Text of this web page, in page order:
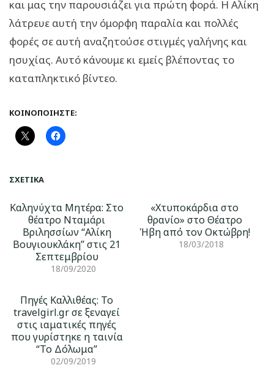
και μας την παρουσιάζει για πρώτη φορά. Η Αλίκη
λάτρευε αυτή την όμορφη παραλία και πολλές
φορές σε αυτή αναζητούσε στιγμές γαλήνης και
ησυχίας. Αυτό κάνουμε κι εμείς βλέποντας το
καταπληκτικό βίντεο.
ΚΟΙΝΟΠΟΙΉΣΤΕ:
ΣΧΕΤΙΚΆ
Καληνύχτα Μητέρα: Στο
θέατρο Νταμάρι
Βριλησσίων “Αλίκη
Βουγιουκλάκη” στις 21
Σεπτεμβρίου
18/09/2020
«Χτυποκάρδια στο
θρανίο» στο Θέατρο
Ήβη από τον Οκτώβρη!
18/03/2018
Πηγές Καλλιθέας: Το
travelgirl.gr σε ξεναγεί
στις ιαματικές πηγές
που γυρίστηκε η ταινία
“Το Δόλωμα”
02/09/2019